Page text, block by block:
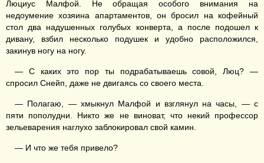
Люциус Малфой. Не обращая особого внимания на
недоумение хозяина апартаментов, он бросил на кофейный
стол два надушенных голубых конверта, а после подошел к
дивану, взбил несколько подушек и удобно расположился,
закинув ногу на ногу.
— С каких это пор ты подрабатываешь совой, Люц? —
спросил Снейп, даже не двигаясь со своего места.
— Полагаю, — хмыкнул Малфой и взглянул на часы, — с
пяти пополудни. Никто же не виноват, что некий профессор
зельеварения наглухо заблокировал свой камин.
— И что же тебя привело?